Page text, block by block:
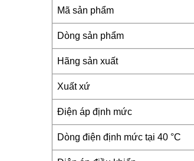
Mã sản phẩm
Dòng sản phẩm
Hãng sản xuất
Xuất xứ
Điện áp định mức
Dòng điện định mức tại 40 °C